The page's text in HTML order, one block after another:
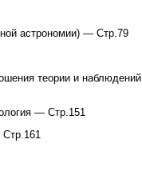
астрономии) — Стр.79
теории и наблюдений
— Стр.151
Стр.161